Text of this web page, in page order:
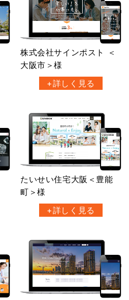
株式会社サインポスト ＜
大阪市＞様
+詳しく見る
たいせい住宅大阪＜豊能
町＞様
+詳しく見る